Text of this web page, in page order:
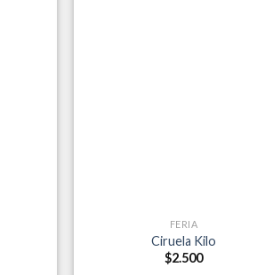
FERIA
Ciruela Kilo
$2.500